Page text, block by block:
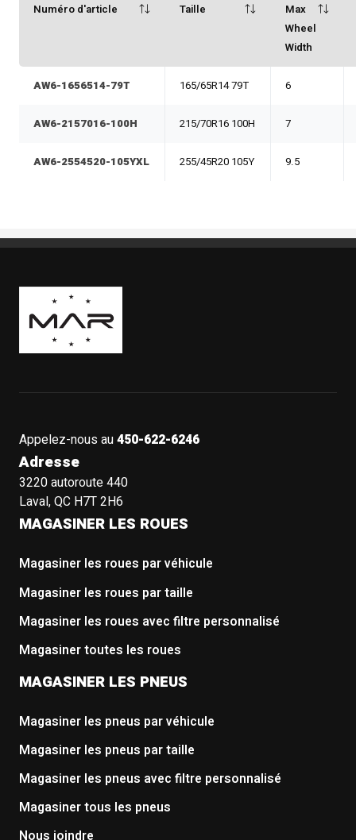
Numéro d'article Taille
Max
Wheel
Width
AW6-1656514-79T 165/65R14 79T 6
AW6-2157016-100H 215/70R16 100H 7
AW6-2554520-105YXL 255/45R20 105Y 9.5
Boutique Mags à Rabais
Appelez-nous au450-622-6246
Adresse
3220 autoroute 440
Laval, QC H7T 2H6
MAGASINER LES ROUES
Magasiner les roues par véhicule
Magasiner les roues par taille
Magasiner les roues avec filtre personnalisé
Magasiner toutes les roues
MAGASINER LES PNEUS
Magasiner les pneus par véhicule
Magasiner les pneus par taille
Magasiner les pneus avec filtre personnalisé
Magasiner tous les pneus